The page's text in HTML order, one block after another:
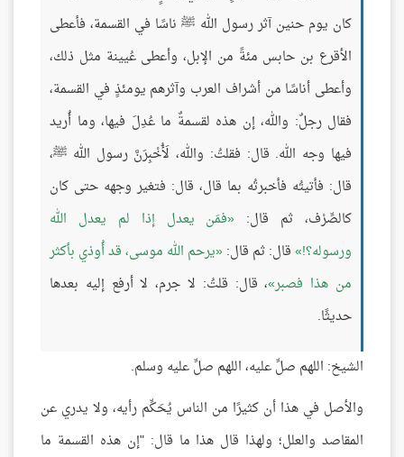
كان يوم حنين آثر رسول الله ﷺ ناسًا في القسمة، فأعطى
الأقرع بن حابس مئةً من الإبل، وأعطى عُيينة مثل ذلك،
وأعطى أناسًا من أشراف العرب وآثرهم يومئذٍ في القسمة،
فقال رجلٌ: والله، إن هذه لقسمةٌ ما عُدِلَ فيها، وما أُريد
فيها وجه الله. قال: فقلتُ: والله، لَأُخْبِرَنَّ رسول الله ﷺ،
قال: فأتيتُه فأخبرتُه بما قال، قال: فتغير وجهه حتى كان
كالصِّرْف، ثم قال:
فمَن يعدل إذا لم يعدل الله
ورسوله؟! قال: ثم قال: يرحم الله موسى، قد أُوذي بأكثر
من هذا فصبر ، قال: قلتُ: لا جرم، لا أرفع إليه بعدها
حديثًا.
الشيخ: اللهم صلِّ عليه، اللهم صلِّ عليه وسلم.
والأصل في هذا أن كثيرًا من الناس يُحَكِّم رأيه، ولا يدري عن
المقاصد والعلل؛ ولهذا قال هذا ما قال: "إن هذه القسمة ما